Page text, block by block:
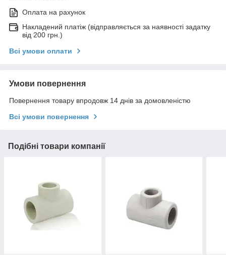
Оплата на рахунок
Накладений платіж (відправляється за наявності задатку
від 200 грн.)
Всі умови оплати
Умови повернення
Повернення товару впродовж 14 днів за домовленістю
Всі умови повернення
Подібні товари компанії